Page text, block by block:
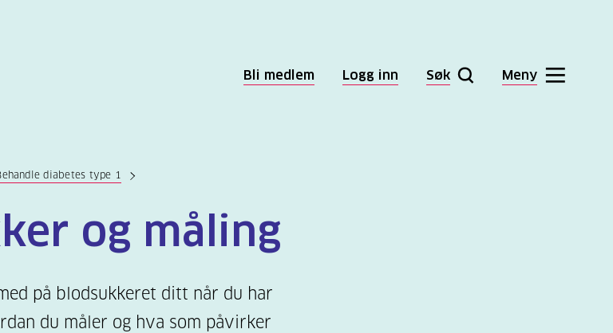
Bli medlem Logg inn Søk Meny
diabetes type 1
og måling
på blodsukkeret ditt når du har
du måler og hva som påvirker